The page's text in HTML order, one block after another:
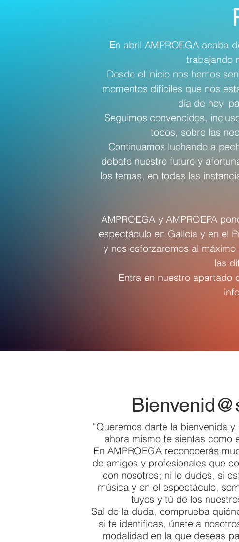
En abril AMPROEGA acaba
trabajando
Desde el inicio nos hemos
momentos difíciles que nos
día de hoy,
Seguimos convencidos,
todos, sobre las
Continuamos luchando a
debate nuestro futuro y
los temas, en todas las
AMPROEGA y AMPROEPA
espectáculo en Galicia y en el
y nos esforzaremos al
las
Entra en nuestro apartado
“Queremos darte la bienvenida
ahora mismo te sientas como
En AMPROEGA reconocerás
de amigos y profesionales que
con nosotros; ni lo dudes, si
música y en el espectáculo,
tuyos y tú de los
Sal de la duda, comprueba
si te identificas, únete a
modalidad en la que deseas